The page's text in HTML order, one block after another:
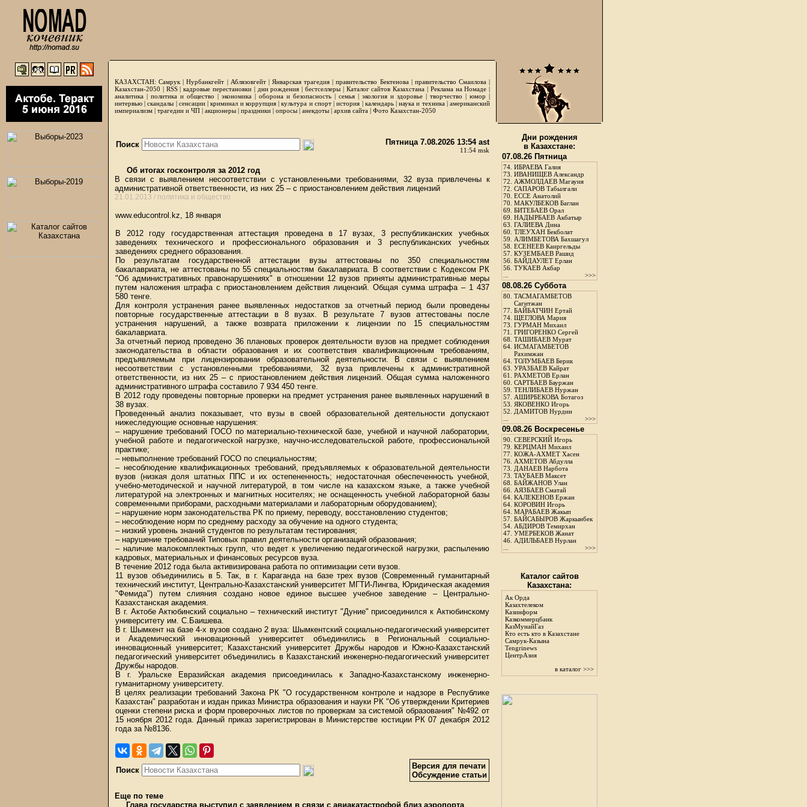
КАЗАХСТАН: Самрук |Нурбанкгейт | Аблязовгейт| Январская трагедия |правительство Бектенова| правительство Смаилова|
Казахстан-2050 | RSS|кадровые перестановки| дни рождения | бестселлеры| Каталог сайтов Казахстана | Реклама на Номаде |
аналитика | политика и общество | экономика | оборона и безопасность | семья | экология и здоровье | творчество | юмор |
интервью |скандалы | сенсации|криминал и коррупция|культура и спорт|история | календарь|наука и техника|американский
империализм | трагедии и ЧП | акционеры | праздники | опросы | анекдоты | архив сайта | Фото Казахстан-2050
Поиск Пятница 7.08.2026 13:54 ast
11:54 msk
Об итогах госконтроля за 2012 год
В связи с выявлением несоответствии с установленными требованиями, 32 вуза привлечены к
административной ответственности, из них 25 – с приостановлением действия лицензий
21.01.2013 / политика и общество
www.educontrol.kz, 18 января
В 2012 году государственная аттестация проведена в 17 вузах, 3 республиканских учебных
заведениях технического и профессионального образования и 3 республиканских учебных
заведениях среднего образования.
По результатам государственной аттестации вузы аттестованы по 350 специальностям
бакалавриата, не аттестованы по 55 специальностям бакалавриата. В соответствии с Кодексом РК
"Об административных правонарушениях" в отношении 12 вузов приняты административные меры
путем наложения штрафа с приостановлением действия лицензий. Общая сумма штрафа – 1 437
580 тенге.
Для контроля устранения ранее выявленных недостатков за отчетный период были проведены
повторные государственные аттестации в 8 вузах. В результате 7 вузов аттестованы после
устранения нарушений, а также возврата приложении к лицензии по 15 специальностям
бакалавриата.
За отчетный период проведено 36 плановых проверок деятельности вузов на предмет соблюдения
законодательства в области образования и их соответствия квалификационным требованиям,
предъявляемым при лицензировании образовательной деятельности. В связи с выявлением
несоответствии с установленными требованиями, 32 вуза привлечены к административной
ответственности, из них 25 – с приостановлением действия лицензий. Общая сумма наложенного
административного штрафа составило 7 934 450 тенге.
В 2012 году проведены повторные проверки на предмет устранения ранее выявленных нарушений в
38 вузах.
Проведенный анализ показывает, что вузы в своей образовательной деятельности допускают
нижеследующие основные нарушения:
– нарушение требований ГОСО по материально-технической базе, учебной и научной лаборатории,
учебной работе и педагогической нагрузке, научно-исследовательской работе, профессиональной
практике;
– невыполнение требований ГОСО по специальностям;
– несоблюдение квалификационных требований, предъявляемых к образовательной деятельности
вузов (низкая доля штатных ППС и их остепененность; недостаточная обеспеченность учебной,
учебно-методической и научной литературой, в том числе на казахском языке, а также учебной
литературой на электронных и магнитных носителях; не оснащенность учебной лабораторной базы
современными приборами, расходными материалами и лабораторным оборудованием);
– нарушение норм законодательства РК по приему, переводу, восстановлению студентов;
– несоблюдение норм по среднему расходу за обучение на одного студента;
– низкий уровень знаний студентов по результатам тестирования;
– нарушение требований Типовых правил деятельности организаций образования;
– наличие малокомплектных групп, что ведет к увеличению педагогической нагрузки, распылению
кадровых, материальных и финансовых ресурсов вуза.
В течение 2012 года была активизирована работа по оптимизации сети вузов.
11 вузов объединились в 5. Так, в г. Караганда на базе трех вузов (Современный гуманитарный
технический институт, Центрально-Казахстанский университет МГТИ-Лингва, Юридическая академия
"Фемида") путем слияния создано новое единое высшее учебное заведение – Центрально-
Казахстанская академия.
В г. Актобе Актюбинский социально – технический институт "Дуние" присоединился к Актюбинскому
университету им. С.Баишева.
В г. Шымкент на базе 4-х вузов создано 2 вуза: Шымкентский социально-педагогический университет
и Академический инновационный университет объединились в Региональный социально-
инновационный университет; Казахстанский университет Дружбы народов и Южно-Казахстанский
педагогический университет объединились в Казахстанский инженерно-педагогический университет
Дружбы народов.
В г. Уральске Евразийская академия присоединилась к Западно-Казахстанскому инженерно-
гуманитарному университету.
В целях реализации требований Закона РК "О государственном контроле и надзоре в Республике
Казахстан" разработан и издан приказ Министра образования и науки РК "Об утверждении Критериев
оценки степени риска и форм проверочных листов по проверкам за системой образования" №492 от
15 ноября 2012 года. Данный приказ зарегистрирован в Министерстве юстиции РК 07 декабря 2012
года за №8136.
Поиск
Версия для печати
Обсуждение статьи
Еще по теме
Глава государства выступил с заявлением в связи с авиакатастрофой близ аэропорта
Дни рождения
в Казахстане:
07.08.26 Пятница
74. ИБРАЕВА Галия
73. ИВАНИЩЕВ Александр
72. АЖМОЛДАЕВ Магауия
72. САПАРОВ Табылгали
70. ЕССЕ Анатолий
70. МАКУЛБЕКОВ Баглан
69. БИТЕБАЕВ Орал
69. НАДЫРБАЕВ Акбатыр
63. ГАЛИЕВА Дина
60. ТЛЕУХАН Бекболат
59. АЛИМБЕТОВА Бахшагул
58. ЕСЕНЕЕВ Каиргельды
57. КУЗЕМБАЕВ Рашид
56. БАЙДАУЛЕТ Ерлан
56. ТУКАЕВ Акбар
>>>
08.08.26 Суббота
80. ТАСМАГАМБЕТОВ
Сагитжан
77. БАЙБАТЧИН Ертай
74. ЩЕГЛОВА Мария
73. ГУРМАН Михаил
71. ГРИГОРЕНКО Сергей
68. ТАШИБАЕВ Мурат
64. ИСМАГАМБЕТОВ
Рахимжан
64. ТОЛУМБАЕВ Берик
63. УРАЗБАЕВ Кайрат
61. РАХМЕТОВ Ерлан
60. САРТБАЕВ Бауржан
59. ТЕНЛИБАЕВ Нуржан
57. АШИРБЕКОВА Ботагоз
53. ЯКОВЕНКО Игорь
52. ДАМИТОВ Нурдин
>>>
09.08.26 Воскресенье
90. СЕВЕРСКИЙ Игорь
79. КЕРЦМАН Михаил
77. КОЖА-АХМЕТ Хасен
76. АХМЕТОВ Абдулла
73. ДАНАЕВ Нарбота
73. ТАУБАЕВ Максет
68. БАЙЖАНОВ Улан
66. АЯЗБАЕВ Сматай
64. КАЛЕКЕНОВ Ержан
64. КОРОВИН Игорь
64. МАРАБАЕВ Жакып
57. БАЙСАБЫРОВ Жаркынбек
54. АБДИРОВ Темирхан
47. УМЕРБЕКОВ Жанат
46. АДИЛЬБАЕВ Нурлан
>>>
Каталог сайтов
Казахстана:
Ак Орда
Казахтелеком
Казинформ
Казкоммерцбанк
КазМунайГаз
Кто есть кто в Казахстане
Самрук-Казына
Tengrinews
ЦентрАзия
в каталог >>>